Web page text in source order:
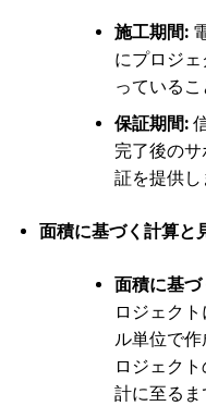
施工期間:
にプロジ
っているこ
保証期間:
完了後の
証を提供し
面積に基づく計算と
面積に基
ロジェク
ル単位で
ロジェク
計に至る